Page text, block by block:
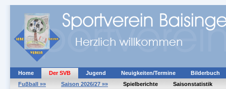
Home Der SVB Jugend Neuigkeiten/Termine
Bilderbuch
Fuβball »»
Saison 2026/27 »» Spielberichte Saisonstatistik